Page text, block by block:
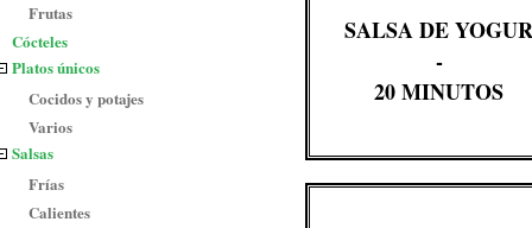
Frutas
Cócteles
Platos únicos
Cocidos y potajes
Varios
Salsas
Frías
Calientes
SALSA DE YOGUR
-
20 MINUTOS